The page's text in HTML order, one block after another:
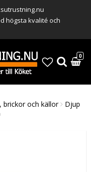
högsta kvalité och
0
brickor och källor
Djup